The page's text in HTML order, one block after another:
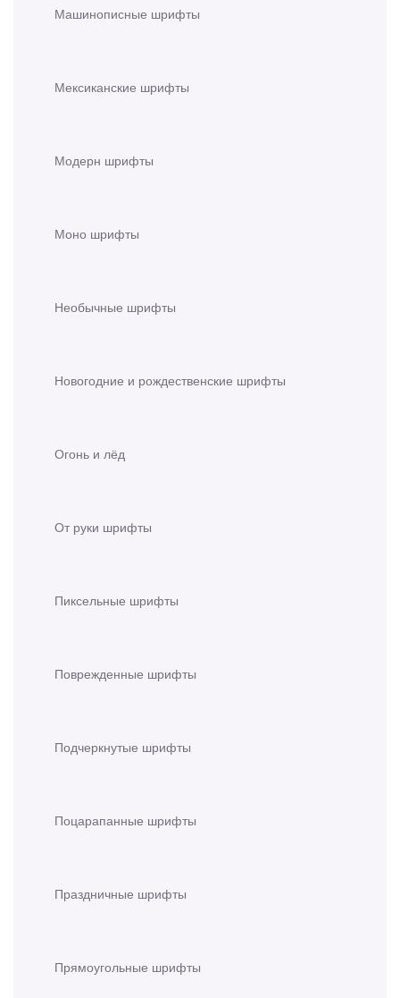
Машинописные шрифты
Мексиканские шрифты
Модерн шрифты
Моно шрифты
Необычные шрифты
Новогодние и рождественские шрифты
Огонь и лёд
От руки шрифты
Пиксельные шрифты
Поврежденные шрифты
Подчеркнутые шрифты
Поцарапанные шрифты
Праздничные шрифты
Прямоугольные шрифты